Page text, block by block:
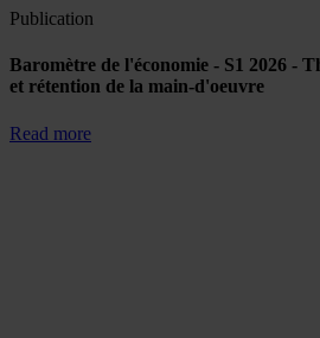
Publication
Baromètre de l'économie - S1 2026 -
et rétention de la main-d'oeuvre
Read more